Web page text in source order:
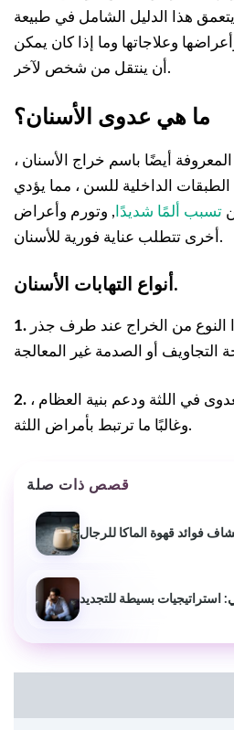
هذا الدليل الشامل في طبيعة
وعلاجاتها وما إذا كان يمكن
أن ينتقل من شخص لآخر.
ما هي عدوى الأسنان؟
أيضًا باسم خراج الأسنان ،
الطبقات الداخلية للسن ، مما يؤدي
تسبب ألمًا شديدًا , وتورم وأعراض
أخرى تتطلب عناية فورية للأسنان.
أنواع التهابات الأسنان.
النوع من الخراج عند طرف جذر
في اللثة ودعم بنية العظام ،
وغالبًا ما ترتبط بأمراض اللثة.
قصص ذات صلة
فوائد قهوة الماكا للرجال
استراتيجيات بسيطة للتجديد